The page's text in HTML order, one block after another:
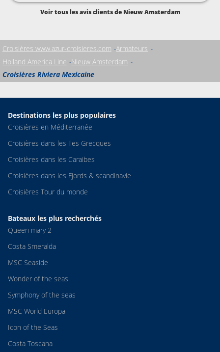
Voir tous les avis clients de Nieuw Amsterdam
Croisières www.azur-croisieres.com Armateurs
Holland America Line Nieuw Amsterdam
Croisières Riviera Mexicaine
Destinations les plus populaires
Croisières en Méditerranée
Croisières dans les Iles Grecques
Croisières dans les Caraibes
Croisières dans les Fjords & scandinavie
Croisières Tour du monde
Bateaux les plus recherchés
Queen mary 2
Costa Smeralda
MSC Seaside
Wonder of the seas
Symphony of the seas
MSC World Europa
Icon of the Seas
Costa Toscana